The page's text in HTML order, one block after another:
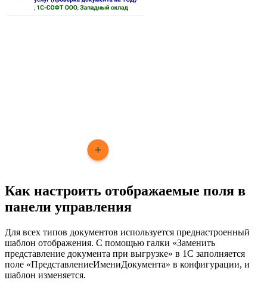
Как настроить отображаемые поля в
панели управления
Для всех типов документов используется преднастроенный
шаблон отображения. С помощью галки «Заменить
представление документа при выгрузке» в 1С заполняется
поле «ПредставлениеИмениДокумента» в конфигурации, и
шаблон изменяется.